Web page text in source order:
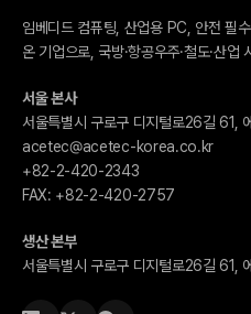
임베디드 컴퓨팅, 산업용 PC, 안전 필
온 기업으로, 국방·항공우주·철도·산업
서울 본사
서울특별시 구로구 디지털로26길
acetec@acetec-korea.co.kr
+82-2-420-2343
FAX: +82-2-420-2757
생산 본부
서울특별시 구로구 디지털로26길 61,